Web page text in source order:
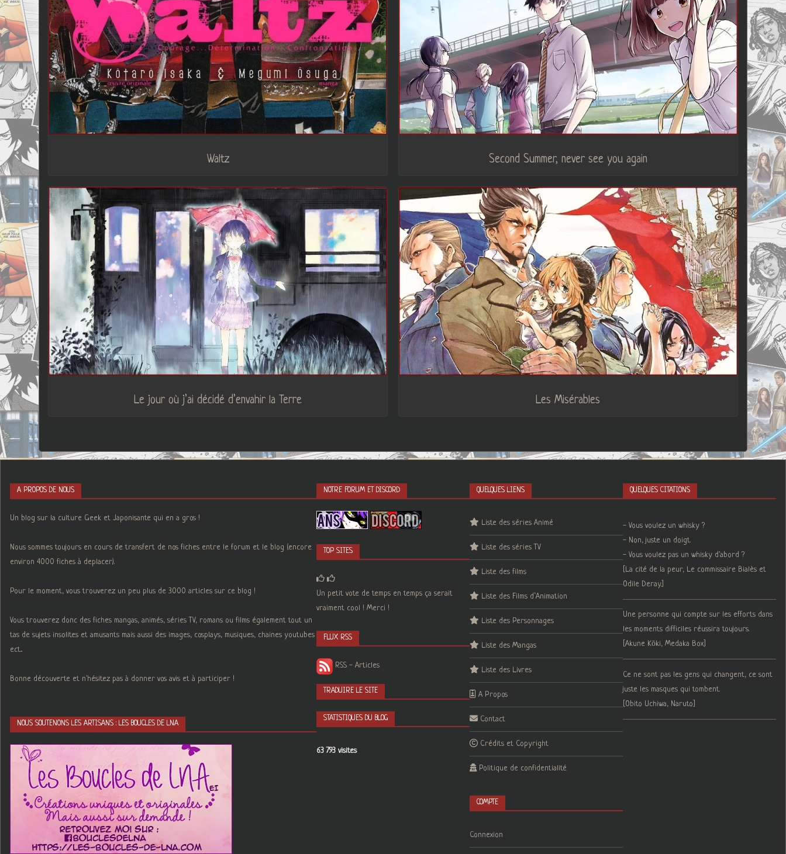
Waltz Second Summer, never see you again
Le jour où j’ai décidé d’envahir la Terre Les Misérables
A PROPOS DE NOUS
Un blog sur la culture Geek et Japonisante qui en a gros !
Nous sommes toujours en cours de transfert de nos fiches entre le forum et le blog (encore
environ 4000 fiches à deplacer).
Pour le moment, vous trouverez un peu plus de 3000 articles sur ce blog !
Vous trouverez donc des fiches mangas, animés, séries TV, romans ou films également tout un
tas de sujets insolites et amusants mais aussi des images, cosplays, musiques, chaines youtubes
ect...
Bonne découverte et n'hésitez pas à donner vos avis et à participer !
NOUS SOUTENONS LES ARTISANS : LES BOUCLES DE LNA
NOTRE FORUM ET DISCORD
TOP SITES
Un petit vote de temps en temps ça serait
vraiment cool ! Merci !
FLUX RSS
RSS - Articles
TRADUIRE LE SITE
STATISTIQUES DU BLOG
63 793 visites
QUELQUES LIENS
Liste des séries Animé
Liste des séries TV
Liste des films
Liste des Films d’Animation
Liste des Personnages
Liste des Mangas
Liste des Livres
A Propos
Contact
Crédits et Copyright
Politique de confidentialité
COMPTE
Connexion
QUELQUES CITATIONS
- Vous voulez un whisky ?
- Non, juste un doigt.
- Vous voulez pas un whisky d'abord ?
[La cité de la peur, Le commissaire Bialès et
Odile Deray.]
Une personne qui compte sur les efforts dans
les moments difficiles réussira toujours.
[Akune Kōki, Medaka Box]
Ce ne sont pas les gens qui changent, ce sont
juste les masques qui tombent.
[Obito Uchiwa, Naruto]